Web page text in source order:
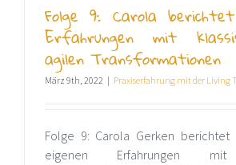
Folge 9: Carola
Erfahrungen mit
agilen Transformationen
März 9th, 2022 | Praxiserfahrung mit der Living
Folge 9: Carola Gerken
eigenen Erfahrungen mit